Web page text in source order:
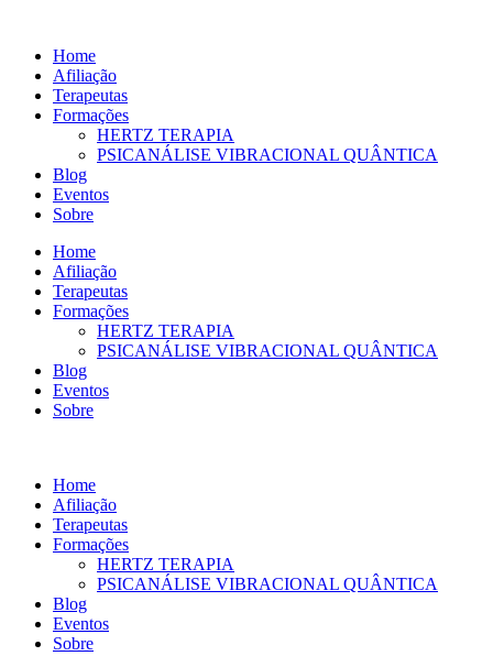
conteúdo
Home
Afiliação
Terapeutas
Formações
HERTZ TERAPIA
PSICANÁLISE VIBRACIONAL QUÂNTICA
Blog
Eventos
Sobre
Home
Afiliação
Terapeutas
Formações
HERTZ TERAPIA
PSICANÁLISE VIBRACIONAL QUÂNTICA
Blog
Eventos
Sobre
Home
Afiliação
Terapeutas
Formações
HERTZ TERAPIA
PSICANÁLISE VIBRACIONAL QUÂNTICA
Blog
Eventos
Sobre